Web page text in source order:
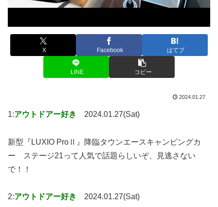
X Facebook はてブ
LINE コピー
2024.01.27
1:アウトドアー好き 2024.01.27(Sat)
新型『LUXIO ProⅡ』降臨タウンエースキャンピングカ
ー ステージ21って人気で話題らしいぞ、見逃さない
で！！
2:アウトドアー好き 2024.01.27(Sat)